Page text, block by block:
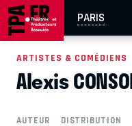
PARIS
AIX-MARSEILLE
EN TOURNÉE
ARTISTES & COMÉDIENS
Alexis
AUTEUR DISTRIBUTION